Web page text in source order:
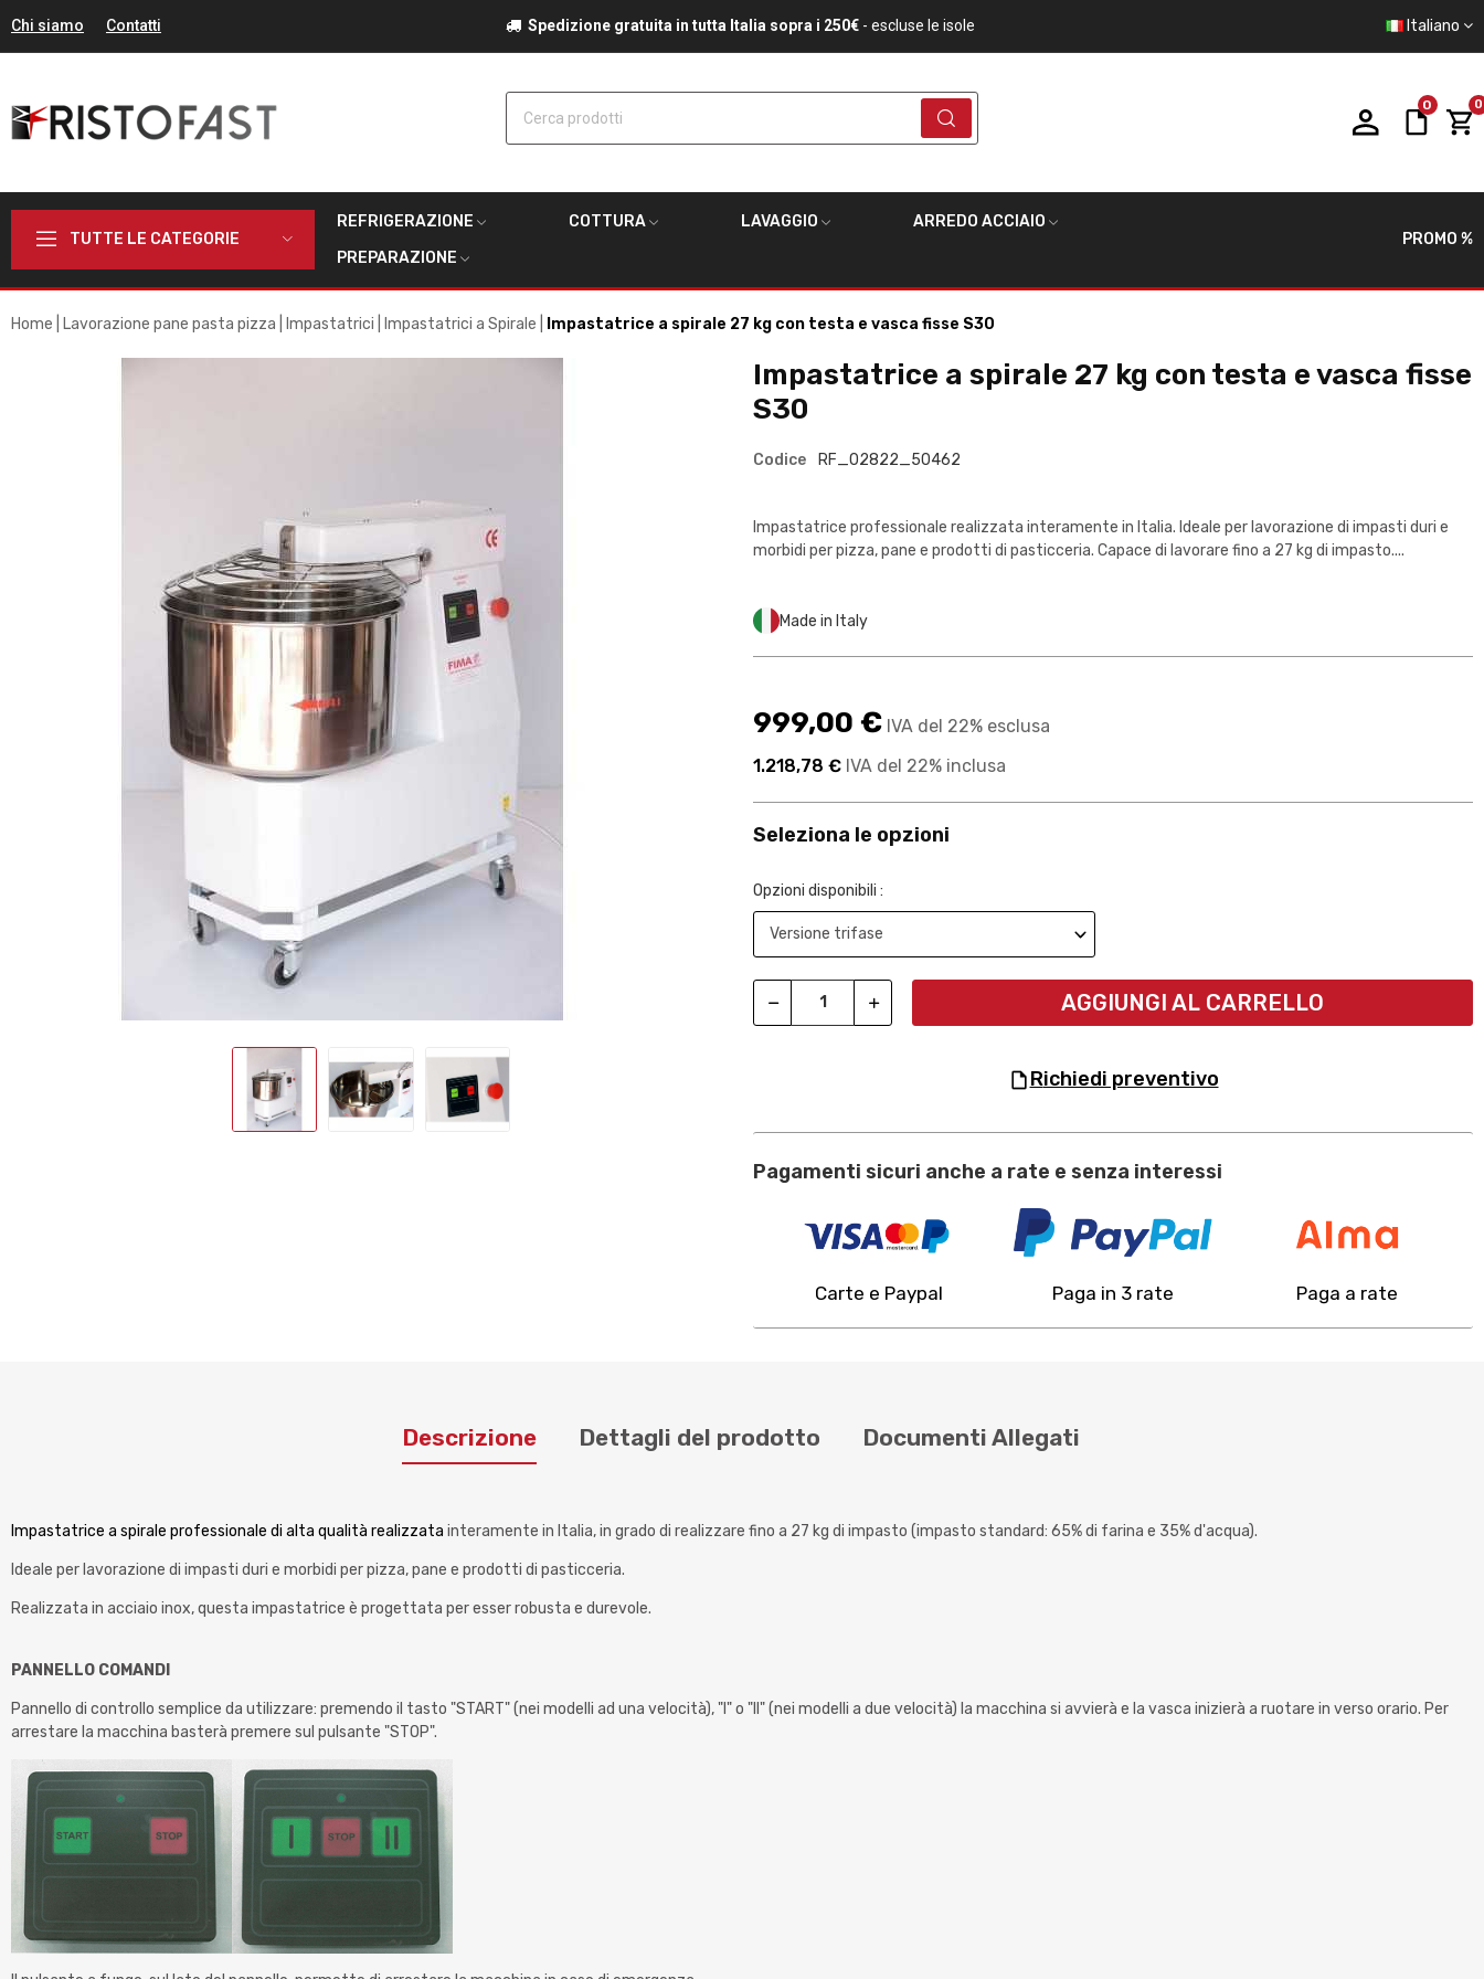
Chi siamo Contatti Spedizione gratuita in tutta Italia sopra i 250€- escluse le isole Italiano
Cerca prodotti
0 0
TUTTE LE CATEGORIE
REFRIGERAZIONE COTTURA LAVAGGIO
ARREDO ACCIAIO
PREPARAZIONE
PROMO %
Home Lavorazione pane pasta pizza Impastatrici Impastatrici a Spirale Impastatrice a spirale 27 kg con testa e vasca fisse S30
Impastatrice a spirale 27 kg con testa e vasca fisse
S30
Codice RF_02822_50462
Impastatrice professionale realizzata interamente in Italia. Ideale per lavorazione di impasti duri e
morbidi per pizza, pane e prodotti di pasticceria. Capace di lavorare fino a 27 kg di impasto....
Made in Italy
999,00 € IVA del 22% esclusa
1.218,78 € IVA del 22% inclusa
Seleziona le opzioni
Opzioni disponibili :
AGGIUNGI AL CARRELLO
richiedi preventivo
Pagamenti sicuri anche a rate e senza interessi
Carte e Paypal Paga in 3 rate Paga a rate
Descrizione Dettagli del prodotto Documenti Allegati
Impastatrice a spirale professionale di alta qualità realizzata interamente in Italia, in grado di realizzare fino a 27 kg di impasto (impasto standard: 65% di farina e 35% d'acqua).
Ideale per lavorazione di impasti duri e morbidi per pizza, pane e prodotti di pasticceria.
Realizzata in acciaio inox, questa impastatrice è progettata per esser robusta e durevole.
PANNELLO COMANDI
Pannello di controllo semplice da utilizzare: premendo il tasto "START" (nei modelli ad una velocità), "I" o "II" (nei modelli a due velocità) la macchina si avvierà e la vasca inizierà a ruotare in verso orario. Per
arrestare la macchina basterà premere sul pulsante "STOP".